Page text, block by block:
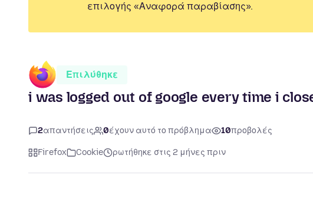
επιλογής «Αναφορά παραβίασης».
Επιλύθηκε
i was logged out of google every time i
2απαντήσεις 0έχουν αυτό το πρόβλημα 10προβολές
Firefox Cookie ρωτήθηκε στις 2 μήνες πριν